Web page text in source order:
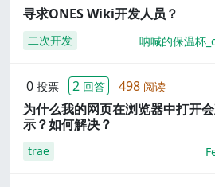
寻求ONES Wiki开发人员？
二次开发 呐喊的保温杯
0 投票 2 回答 498 阅读
为什么我的网页在浏览器中打开
示？如何解决？
trae